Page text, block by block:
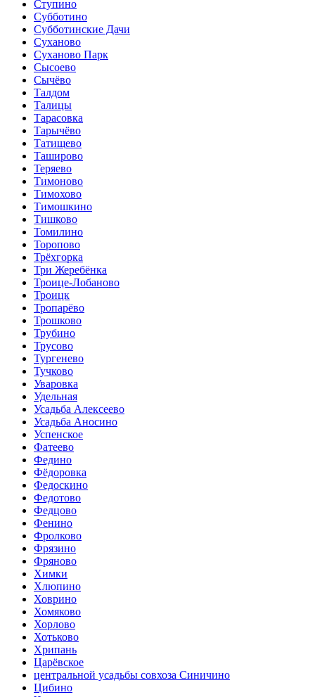
Ступино
Субботино
Субботинские Дачи
Суханово
Суханово Парк
Сысоево
Сычёво
Талдом
Талицы
Тарасовка
Тарычёво
Татищево
Таширово
Теряево
Тимоново
Тимохово
Тимошкино
Тишково
Томилино
Торопово
Трёхгорка
Три Жеребёнка
Троице-Лобаново
Троицк
Тропарёво
Трошково
Трубино
Трусово
Тургенево
Тучково
Уваровка
Удельная
Усадьба Алексеево
Усадьба Аносино
Успенское
Фатеево
Федино
Фёдоровка
Федоскино
Федотово
Федцово
Фенино
Фролково
Фрязино
Фряново
Химки
Хлюпино
Ховрино
Хомяково
Хорлово
Хотьково
Хрипань
Царёвское
центральной усадьбы совхоза Синичино
Цибино